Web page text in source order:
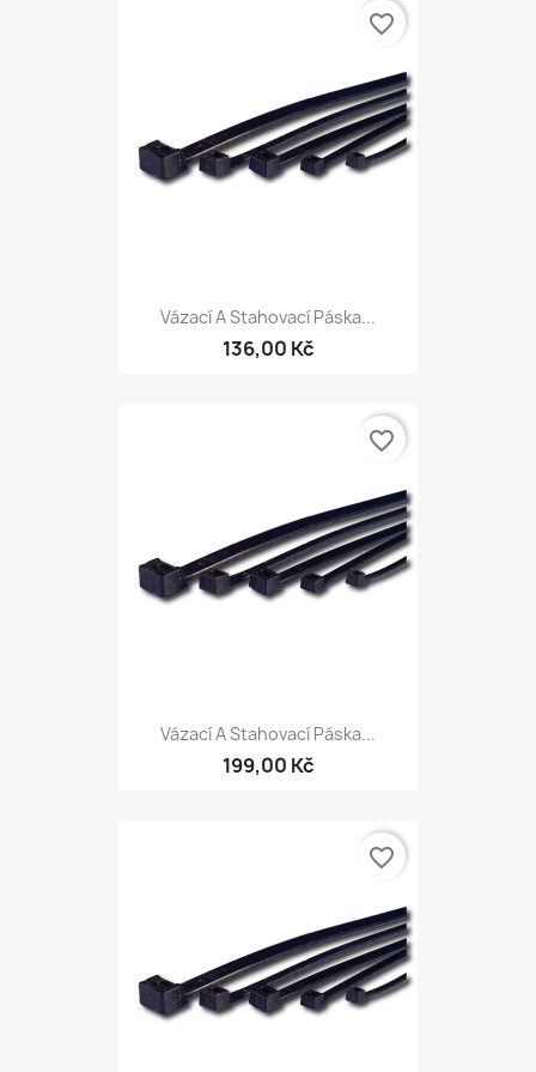
Vázací A Stahovací Páska...
136,00 Kč
favorite_border
Vázací A Stahovací Páska...
199,00 Kč
favorite_border
favorite_border